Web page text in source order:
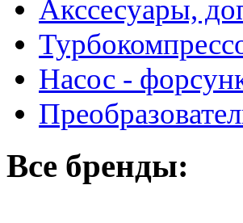
Акссесуары,
Насос -
Все бренды: